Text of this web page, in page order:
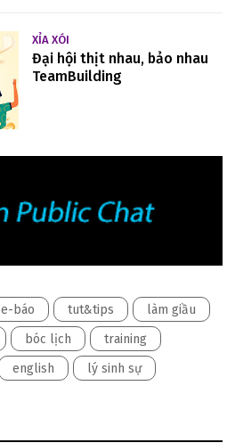
XỈA XÓI
Đại hội thịt nhau, bảo nhau
TeamBuilding
e-báo tut&tips
làm giầu
bóc lịch
training
english lý sinh sự